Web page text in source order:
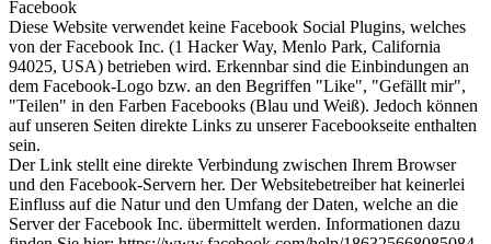
Facebook
Diese Website verwendet keine Facebook Social Plugins, welches
von der Facebook Inc. (1 Hacker Way, Menlo Park, California
94025, USA) betrieben wird. Erkennbar sind die Einbindungen an
dem Facebook-Logo bzw. an den Begriffen "Like", "Gefällt mir",
"Teilen" in den Farben Facebooks (Blau und Weiß). Jedoch können
auf unseren Seiten direkte Links zu unserer Facebookseite enthalten
sein.
Der Link stellt eine direkte Verbindung zwischen Ihrem Browser
und den Facebook-Servern her. Der Websitebetreiber hat keinerlei
Einfluss auf die Natur und den Umfang der Daten, welche an die
Server der Facebook Inc. übermittelt werden. Informationen dazu